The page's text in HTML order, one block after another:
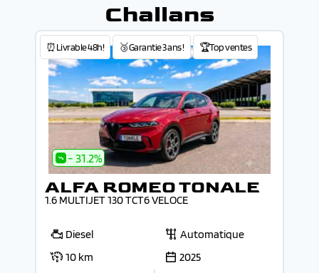
Challans
⏰Livrable 48h! 🥉Garantie 3 ans ! 🏆Top ventes
- 31.2%
ALFA ROMEO TONALE
1.6 MULTIJET 130 TCT6 VELOCE
Diesel
Automatique
10 km
2025